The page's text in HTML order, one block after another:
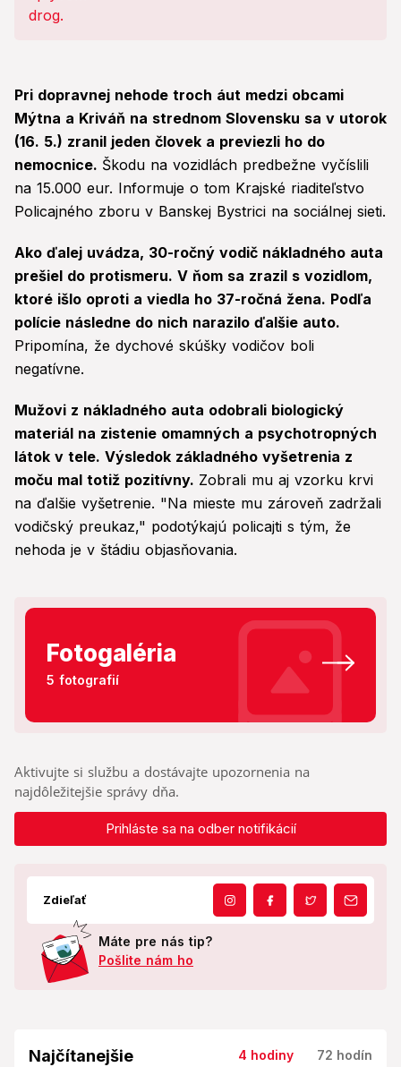
Pri dopravnej nehode troch áut medzi obcami
Mýtna a Kriváň na strednom Slovensku sa v utorok
(16. 5.) zranil jeden človek a previezli ho do
nemocnice. Škodu na vozidlách predbežne vyčíslili
na 15.000 eur. Informuje o tom Krajské riaditeľstvo
Policajného zboru v Banskej Bystrici na sociálnej sieti.
Ako ďalej uvádza, 30-ročný vodič nákladného auta
prešiel do protismeru. V ňom sa zrazil s vozidlom,
ktoré išlo oproti a viedla ho 37-ročná žena. Podľa
polície následne do nich narazilo ďalšie auto.
Pripomína, že dychové skúšky vodičov boli
negatívne.
Mužovi z nákladného auta odobrali biologický
materiál na zistenie omamných a psychotropných
látok v tele. Výsledok základného vyšetrenia z
moču mal totiž pozitívny. Zobrali mu aj vzorku krvi
na ďalšie vyšetrenie. "Na mieste mu zároveň zadržali
vodičský preukaz," podotýkajú policajti s tým, že
nehoda je v štádiu objasňovania.
Fotogaléria
5 fotografií
Aktivujte si službu a dostávajte upozornenia na
najdôležitejšie správy dňa.
Prihláste sa na odber notifikácií
Zdieľať
Máte pre nás tip?
Pošlite nám ho
Najčítanejšie 4 hodiny 72 hodín